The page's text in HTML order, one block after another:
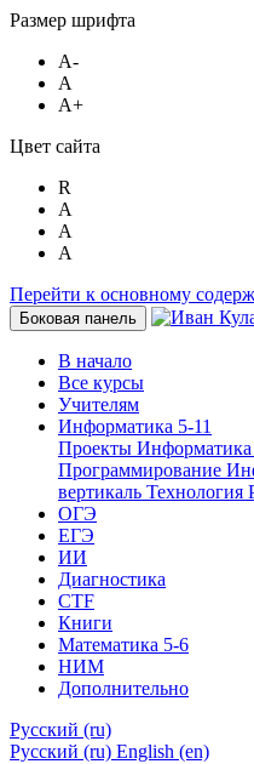
Размер шрифта
A-
A
A+
Цвет сайта
R
A
A
A
Перейти к основному
Боковая панель
В начало
Все курсы
Учителям
Информатика 5-11
Проекты Информатика
Программирование
вертикаль Технология
ОГЭ
ЕГЭ
ИИ
Диагностика
CTF
Книги
Математика 5-6
НИМ
Дополнительно
Русский ‎(ru)‎
Русский ‎(ru)‎ English ‎(en)‎